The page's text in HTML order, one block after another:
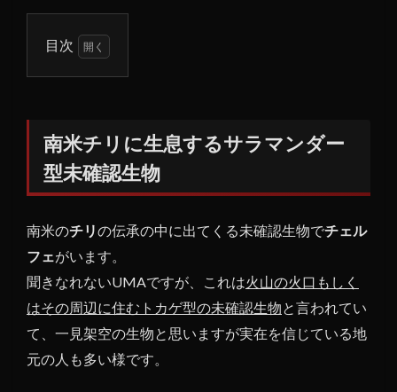
目次
に生
息す
るサ
ラマ
ー型
未確
認生
物
チェ
ルフ
南米チリに生息するサラマンダー
型未確認生物
南米のチリの伝承の中に出てくる未確認生物でチェル
フェがいます。
聞きなれないUMAですが、これは火山の火口もしく
はその周辺に住むトカゲ型の未確認生物と言われてい
て、一見架空の生物と思いますが実在を信じている地
元の人も多い様です。